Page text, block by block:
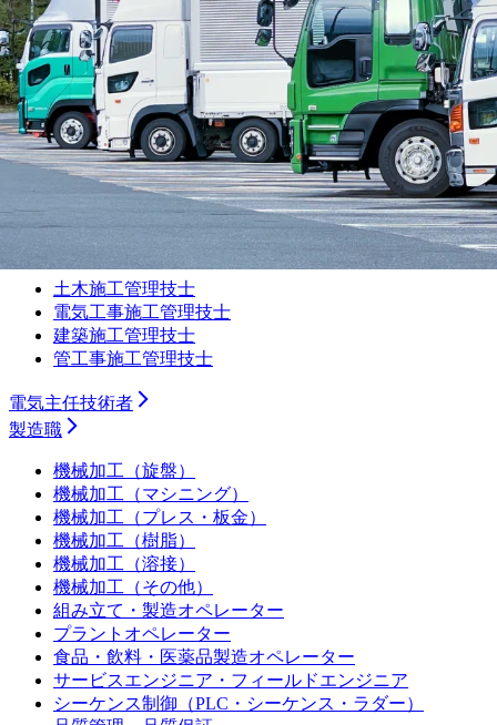
小型トラック
ダンプ
トレーラー
タクシー
バス
ルート配送
長距離
フォークリフト・倉庫
運行管理者
施工管理技士
土木施工管理技士
電気工事施工管理技士
建築施工管理技士
管工事施工管理技士
電気主任技術者
製造職
機械加工（旋盤）
機械加工（マシニング）
機械加工（プレス・板金）
機械加工（樹脂）
機械加工（溶接）
機械加工（その他）
組み立て・製造オペレーター
プラントオペレーター
食品・飲料・医薬品製造オペレーター
サービスエンジニア・フィールドエンジニア
シーケンス制御（PLC・シーケンス・ラダー）